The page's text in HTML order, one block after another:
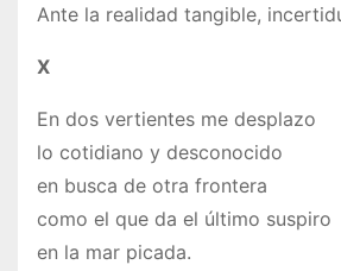
Ante la realidad tangible,
X
En dos vertientes me desplazo
lo cotidiano y desconocido
en busca de otra frontera
como el que da el último suspiro
en la mar picada.